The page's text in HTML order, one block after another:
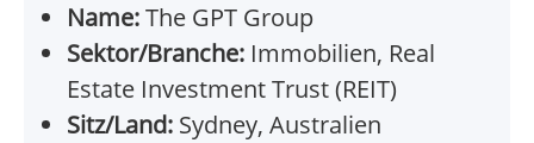
Name:The GPT Group
Sektor/Branche: Immobilien, Real
Estate Investment Trust (REIT)
Sitz/Land: Sydney, Australien